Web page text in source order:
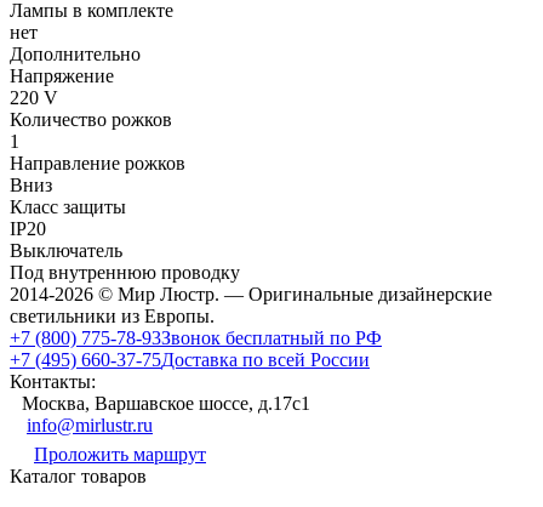
Лампы в комплекте
нет
Дополнительно
Напряжение
220 V
Количество рожков
1
Направление рожков
Вниз
Класс защиты
IP20
Выключатель
Под внутреннюю проводку
2014-2026 © Мир Люстр. — Оригинальные дизайнерские
светильники из Европы.
+7 (800) 775-78-93Звонок бесплатный по РФ
+7 (495) 660-37-75Доставка по всей России
Контакты:
Москва, Варшавское шоссе, д.17c1
info@mirlustr.ru
Проложить маршрут
Каталог товаров